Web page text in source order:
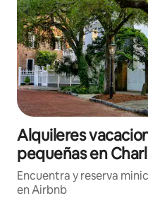
Alquileres
pequeñas en
Encuentra y reserva
en Airbnb